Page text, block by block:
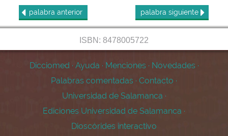
palabra anterior palabra siguiente
ISBN: 8478005722
Dicciomed · Ayuda · Menciones · Novedades ·
Palabras comentadas · Contacto ·
Universidad de Salamanca ·
Ediciones Universidad de Salamanca ·
Dioscórides interactivo